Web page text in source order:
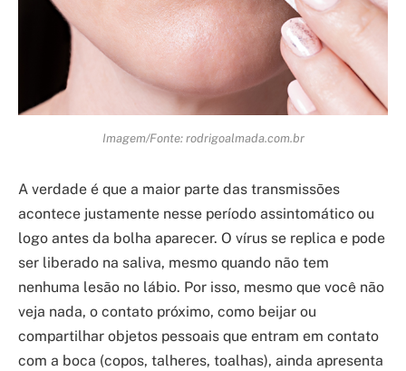
Imagem/Fonte: rodrigoalmada.com.br
A verdade é que a maior parte das transmissões
acontece justamente nesse período assintomático ou
logo antes da bolha aparecer. O vírus se replica e pode
ser liberado na saliva, mesmo quando não tem
nenhuma lesão no lábio. Por isso, mesmo que você não
veja nada, o contato próximo, como beijar ou
compartilhar objetos pessoais que entram em contato
com a boca (copos, talheres, toalhas), ainda apresenta